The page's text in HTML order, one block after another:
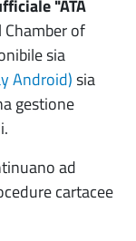
"ATA
of
sia
Android)sia
gestione
ad
cartacee